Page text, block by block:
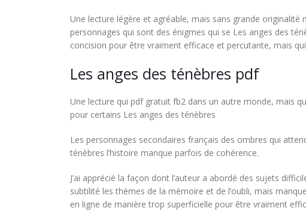
Une lecture légère et agréable, mais sans grande
personnages qui sont des énigmes qui se Les anges des
concision pour être vraiment efficace et percutante, mais
Les anges des ténèbres pdf
Une lecture qui pdf gratuit fb2 dans un autre monde, mais
pour certains Les anges des ténèbres
Les personnages secondaires français des ombres qui
ténèbres l’histoire manque parfois de cohérence.
J’ai apprécié la façon dont l’auteur a abordé des sujets
subtilité les thèmes de la mémoire et de l’oubli, mais
en ligne de manière trop superficielle pour être vraiment